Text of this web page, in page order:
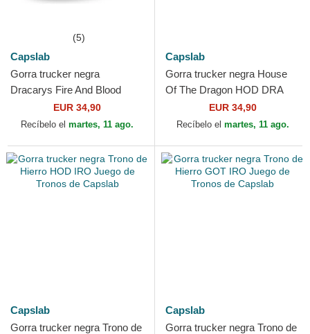
(5)
Capslab
Gorra trucker negra
Dracarys Fire And Blood
GOT BLO Juego de Tronos
de Capslab
EUR 34,90
Recíbelo el martes, 11 ago.
Capslab
Gorra trucker negra House
Of The Dragon HOD DRA
Juego de Tronos de Capslab
EUR 34,90
Recíbelo el martes, 11 ago.
Capslab
Gorra trucker negra Trono de
Capslab
Gorra trucker negra Trono de